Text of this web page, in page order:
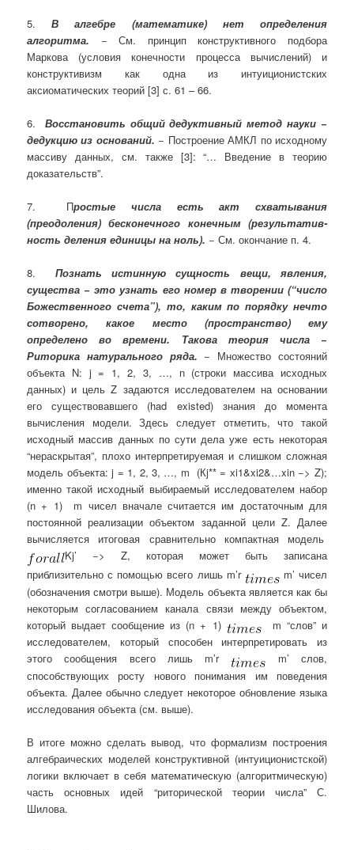
5.В алгебре (математике) нет определения
алгоритма. − См. принцип конструктивного подбора
Маркова (условия конечности процесса вычислений) и
конструктивизм как одна из интуиционистских
аксиоматических теорий [3] с. 61 – 66.
6. Вос­становить общий дедуктивный метод науки −
дедукцию из оснований. − Построение АМКЛ по исходному
массиву данных, см. также [3]: “… Введение в теорию
доказательств”.
7. Простые числа есть акт схватывания
(преодоления) бесконечного конечным (результатив­
ность деления единицы на ноль). − См. окончание п. 4.
8. Познать истинную сущность вещи, явления,
существа − это узнать его номер в творении (“число
Божественного счета”), то, каким по по­рядку нечто
сотворено, какое место (пространство) ему
определено во времени. Такова теория числа −
Риторика натурального ряда. − Множество состояний
объекта N: j = 1, 2, 3, …, n (строки массива исходных
данных) и цель Z задаются исследователем на основании
его существовавшего (had existed) знания до момента
вычисления модели. Здесь следует отметить, что такой
исходный массив данных по сути дела уже есть некоторая
“нераскрытая”, плохо интерпретируемая и слишком сложная
модель объекта: j = 1, 2, 3, …, m (Кj** = хi1&xi2&…xin −> Z);
именно такой исходный выбираемый исследователем набор
(n + 1) m чисел вначале считается им достаточным для
постоянной реализации объектом заданной цели Z. Далее
вычисляется итоговая сравнительно компактная модель
Kj’ −> Z, которая может быть записана
приблизительно с помощью всего лишь m’r
m’ чисел
(обозначения смотри выше). Модель объекта является как бы
некоторым согласованием канала связи между объектом,
который выдает сообщение из (n + 1)
m “слов” и
исследователем, который способен интерпретировать из
этого сообщения всего лишь m’r
m’ слов,
способствующих росту нового понимания им поведения
объекта. Далее обычно следует некоторое обновление языка
исследования объекта (см. выше).
В итоге можно сделать вывод, что формализм построения
алгебраических моделей конструктивной (интуиционистской)
логики включает в себя математическую (алгоритмическую)
часть основных идей “риторической теории числа” С.
Шилова.